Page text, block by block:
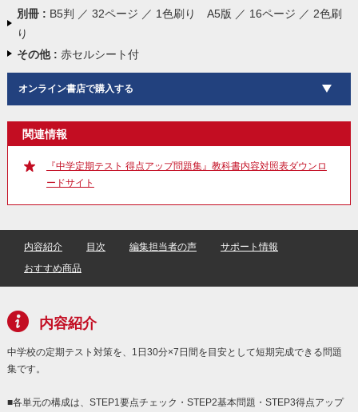
別冊 : B5判 ／ 32ページ ／ 1色刷り A5版 ／ 16ページ ／ 2色刷
り
その他 : 赤セルシート付
オンライン書店で購入する
関連情報
『中学定期テスト 得点アップ問題集』教科書内容対照表ダウンロ
ードサイト
内容紹介 目次 編集担当者の声
サポート情報
おすすめ商品
内容紹介
中学校の定期テスト対策を、1日30分×7日間を目安として短期完成できる問題
集です。
■各単元の構成は、STEP1要点チェック・STEP2基本問題・STEP3得点アップ